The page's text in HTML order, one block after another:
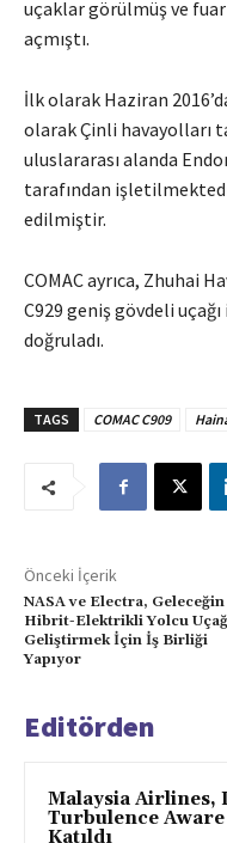
uçaklar görülmüş ve
açmıştı.
İlk olarak Haziran
olarak Çinli havayolları
uluslararası alanda
tarafından
edilmiştir.
COMAC ayrıca, Zhuhai
C929 geniş gövdeli
doğruladı.
TAGS COMAC C909
Önceki İçerik
NASA ve Electra, Geleceğin
Hibrit-Elektrikli Yolcu
Geliştirmek İçin İş Birliği
Yapıyor
Editörden
Malaysia Airlines,
Turbulence
Katıldı